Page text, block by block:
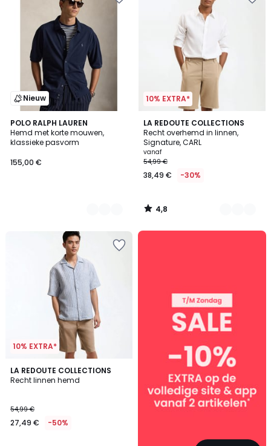
korting
toegepast.
Nieuw
POLO RALPH LAUREN
Hemd met korte mouwen,
klassieke pasvorm
155,00 €
3
Kleuren
10% EXTRA*
LA REDOUTE COLLECTIONS
Recht overhemd in linnen,
Signature, CARL
vanaf
54,99 €
38,49 € -30%
4,8
/ 5
5
Kleuren
4,8
/
10% EXTRA*
LA REDOUTE COLLECTIONS
Recht linnen hemd
54,99 €
27,49 € -50%
5
/
SALE
artikelen*